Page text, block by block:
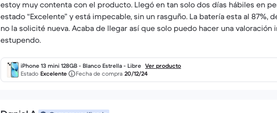
estoy muy contenta con el producto. Llegó en tan solo dos días hábiles en
estado “Excelente” y está impecable, sin un rasguño. La batería esta al 87%,
no la solicité nueva. Acaba de llegar así que solo puedo hacer una
estupendo.
iPhone 13 mini 128GB - Blanco Estrella - Libre Ver producto
Estado Excelente Fecha de compra 20/12/24